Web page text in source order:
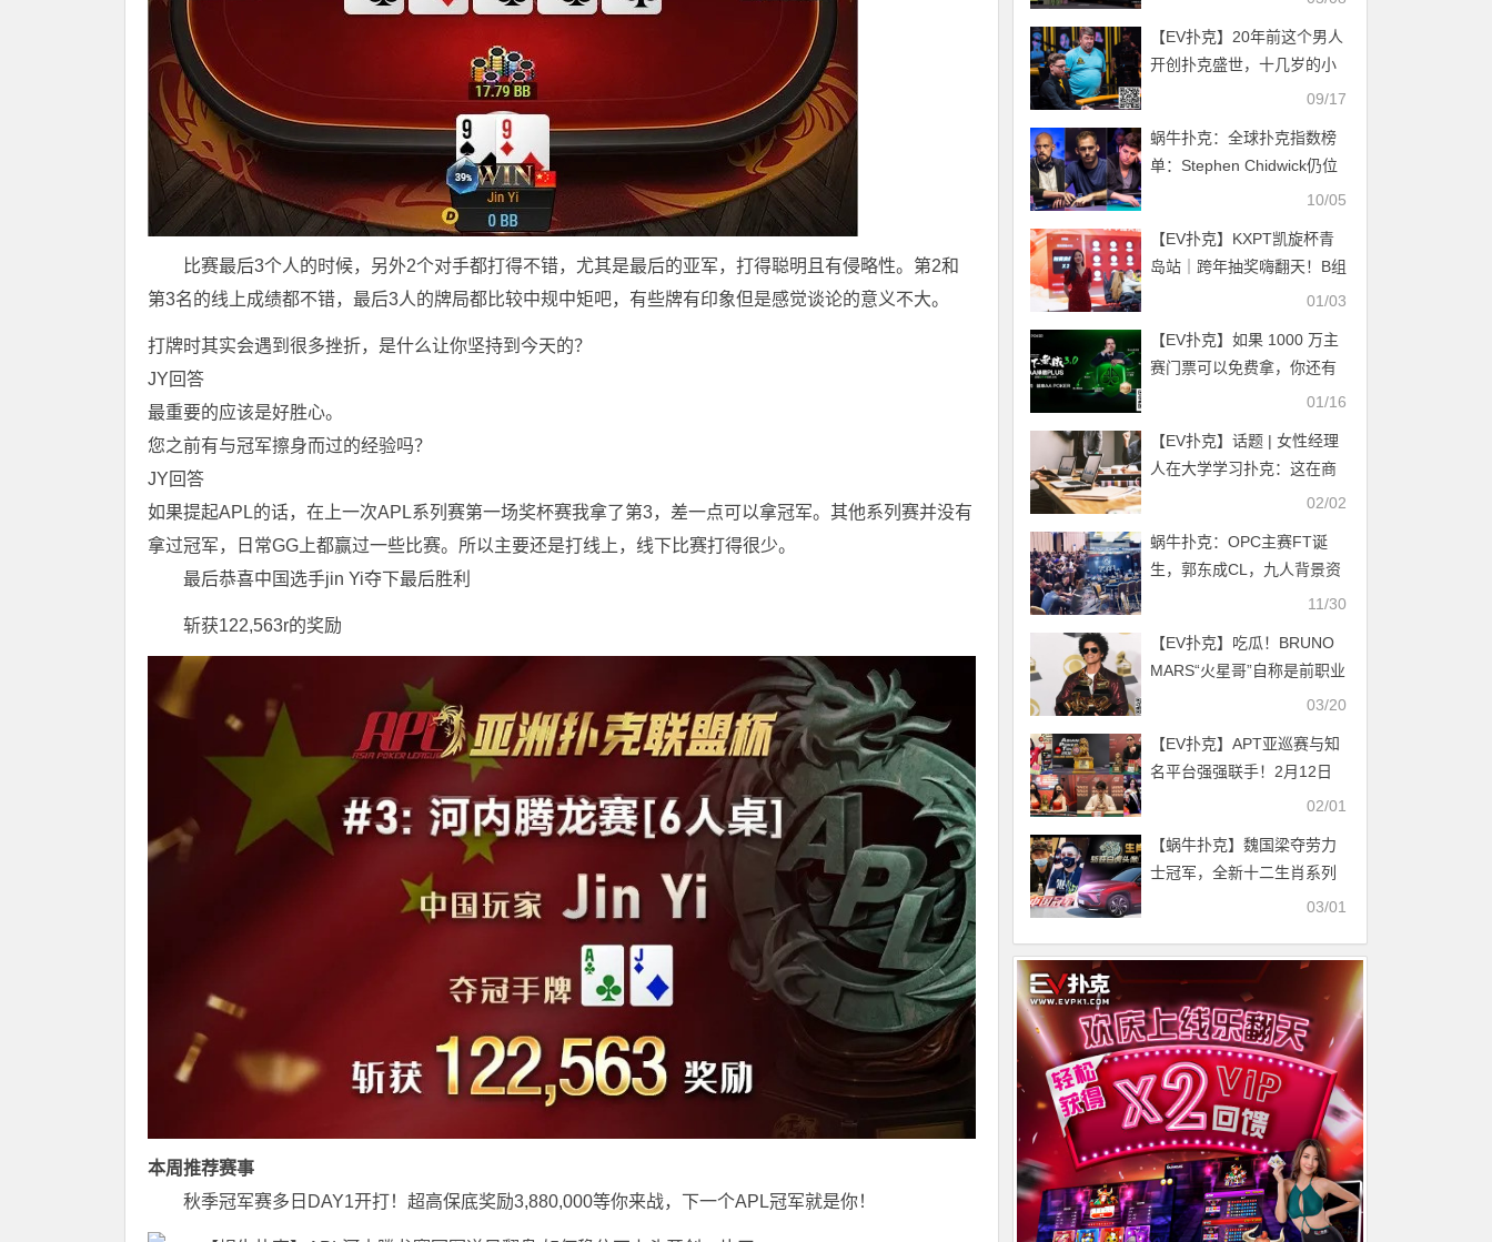
比赛最后3个人的时候，另外2个对手都打得不错，尤其是最后的亚军，打得聪明且有侵略性。第2和
第3名的线上成绩都不错，最后3人的牌局都比较中规中矩吧，有些牌有印象但是感觉谈论的意义不大。
打牌时其实会遇到很多挫折，是什么让你坚持到今天的？
JY回答
最重要的应该是好胜心。
您之前有与冠军擦身而过的经验吗？
JY回答
如果提起APL的话，在上一次APL系列赛第一场奖杯赛我拿了第3，差一点可以拿冠军。其他系列赛并没有
拿过冠军，日常GG上都赢过一些比赛。所以主要还是打线上，线下比赛打得很少。
最后恭喜中国选手jin Yi夺下最后胜利
斩获122,563r的奖励
本周推荐赛事
秋季冠军赛多日DAY1开打！超高保底奖励3,880,000等你来战，下一个APL冠军就是你！
【EV扑克】20年前这个男人
开创扑克盛世，十几岁的小
09/17
蜗牛扑克：全球扑克指数榜
单：Stephen Chidwick仍位
10/05
【EV扑克】KXPT凯旋杯青
岛站｜跨年抽奖嗨翻天！B组
176人参赛40人晋级，王宏
01/03
【EV扑克】如果 1000 万主
赛门票可以免费拿，你还有
01/16
【EV扑克】话题 | 女性经理
人在大学学习扑克：这在商
02/02
蜗牛扑克：OPC主赛FT诞
生，郭东成CL，九人背景资
11/30
【EV扑克】吃瓜！BRUNO
MARS“火星哥”自称是前职业
扑克玩家–—有爆料称其已欠
债务
03/20
【EV扑克】APT亚巡赛与知
名平台强强联手！2月12日
强势登陆，国人独享APT越
02/01
【蜗牛扑克】魏国梁夺劳力
士冠军，全新十二生肖系列
赛千万登场，“蔚来”来袭！
03/01